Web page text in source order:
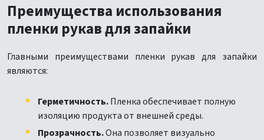
Преимущества использования
пленки рукав для запайки
Главными преимуществами пленки рукав для запайки
являются:
Герметичность.Пленка обеспечивает полную
изоляцию продукта от внешней среды.
Прозрачность.Она позволяет визуально